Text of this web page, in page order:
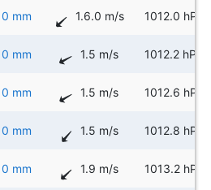
0 mm 1.6.0 m/s 1012.0 hPa
0 mm 1.5 m/s 1012.2 hPa
0 mm 1.5 m/s 1012.6 hPa
0 mm 1.5 m/s 1012.8 hPa
0 mm 1.9 m/s 1013.2 hPa